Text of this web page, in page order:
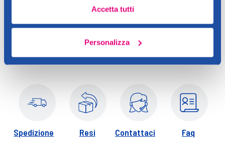
Accetta tutti
Personalizza
Applicare con un applicatore o con le dita partendo dal centro
del viso verso l'esterno.
Spedizione Resi Contattaci Faq